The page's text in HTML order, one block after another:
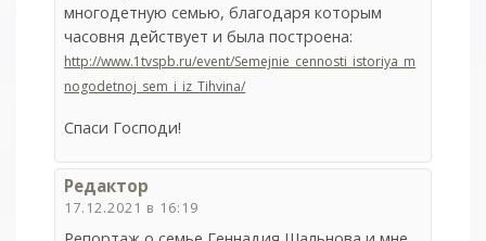
многодетную семью, благодаря которым
часовня действует и была построена:
http://www.1tvspb.ru/event/Semejnie_cennosti_istoriya_m
nogodetnoj_sem_i_iz_Tihvina/
Спаси Господи!
Редактор
17.12.2021 в 16:19